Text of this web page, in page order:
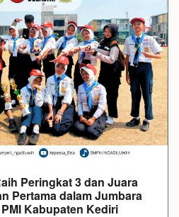
Peringkat 3 dan Juara
Pertama dalam Jumbara
Kabupaten Kediri